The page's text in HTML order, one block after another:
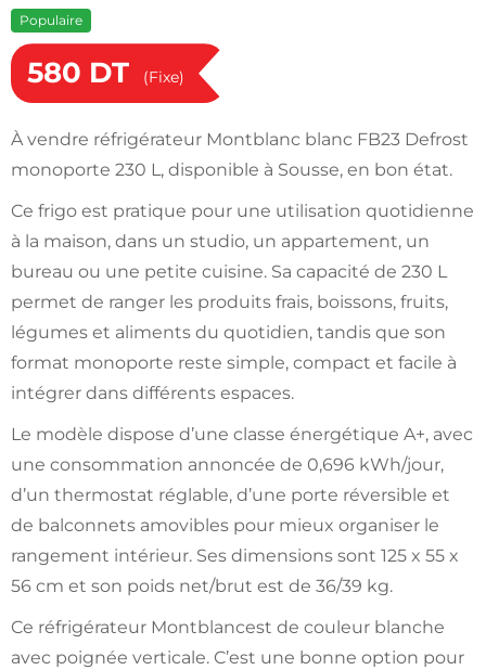
Populaire
580 DT (Fixe)
À vendre réfrigérateur Montblanc blanc FB23 Defrost
monoporte 230 L, disponible à Sousse, en bon état.
Ce frigo est pratique pour une utilisation quotidienne
à la maison, dans un studio, un appartement, un
bureau ou une petite cuisine. Sa capacité de 230 L
permet de ranger les produits frais, boissons, fruits,
légumes et aliments du quotidien, tandis que son
format monoporte reste simple, compact et facile à
intégrer dans différents espaces.
Le modèle dispose d’une classe énergétique A+, avec
une consommation annoncée de 0,696 kWh/jour,
d’un thermostat réglable, d’une porte réversible et
de balconnets amovibles pour mieux organiser le
rangement intérieur. Ses dimensions sont 125 x 55 x
56 cm et son poids net/brut est de 36/39 kg.
Ce réfrigérateur Montblancest de couleur blanche
avec poignée verticale. C’est une bonne option pour